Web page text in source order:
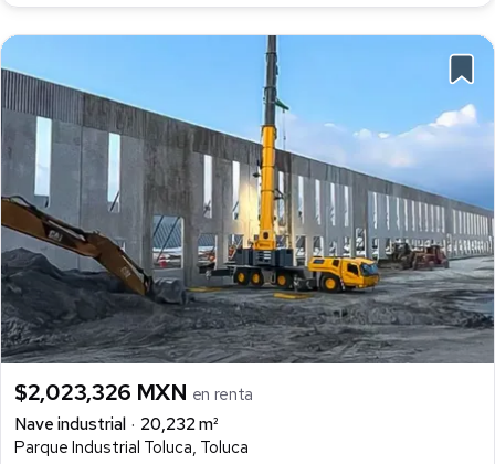
$2,023,326 MXN en renta
Nave industrial
20,232 m²
Parque Industrial Toluca, Toluca